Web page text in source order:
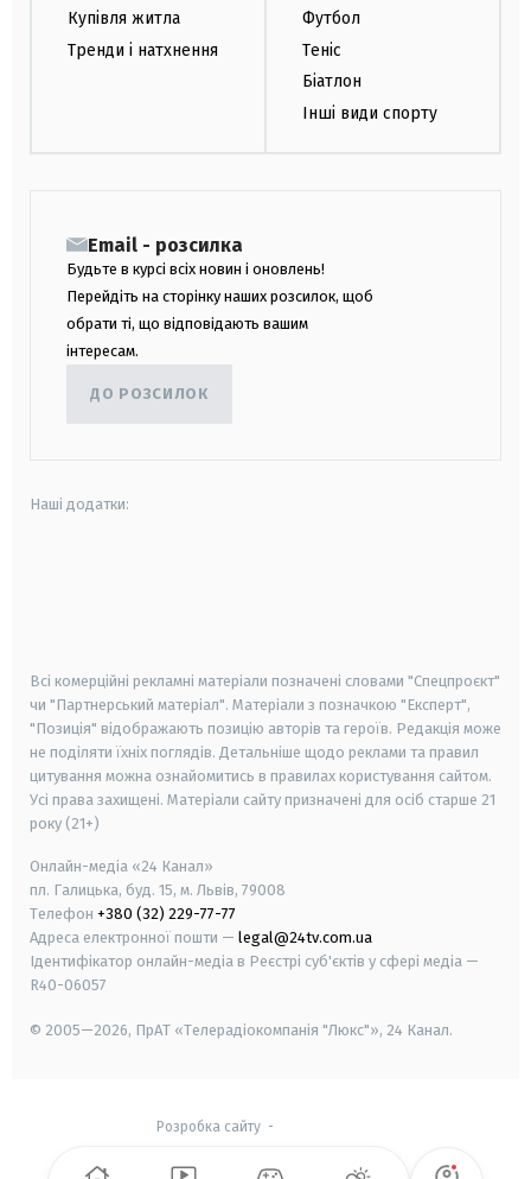
Купівля житла
Тренди і натхнення
Футбол
Теніс
Біатлон
Інші види спорту
Email - розсилка
Будьте в курсі всіх новин і оновлень!
Перейдіть на сторінку наших розсилок, щоб
обрати ті, що відповідають вашим
інтересам.
ДО РОЗСИЛОК
Наші додатки:
Всі комерційні рекламні матеріали позначені словами "Спецпроєкт"
чи "Партнерський матеріал". Матеріали з позначкою "Експерт",
"Позиція" відображають позицію авторів та героїв. Редакція може
не поділяти їхніх поглядів. Детальніше щодо реклами та правил
цитування можна ознайомитись в правилах користування сайтом.
Усі права захищені. Матеріали сайту призначені для осіб старше 21
року (21+)
Онлайн-медіа «24 Канал»
пл. Галицька, буд. 15, м. Львів, 79008
Телефон +380 (32) 229-77-77
Адреса електронної пошти — legal@24tv.com.ua
Ідентифікатор онлайн-медіа в Реєстрі суб'єктів у сфері медіа —
R40-06057
© 2005—2026, ПрАТ «Телерадіокомпанія "Люкс"», 24 Канал.
Розробка сайту-